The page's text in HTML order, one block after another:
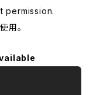
permission.
用。